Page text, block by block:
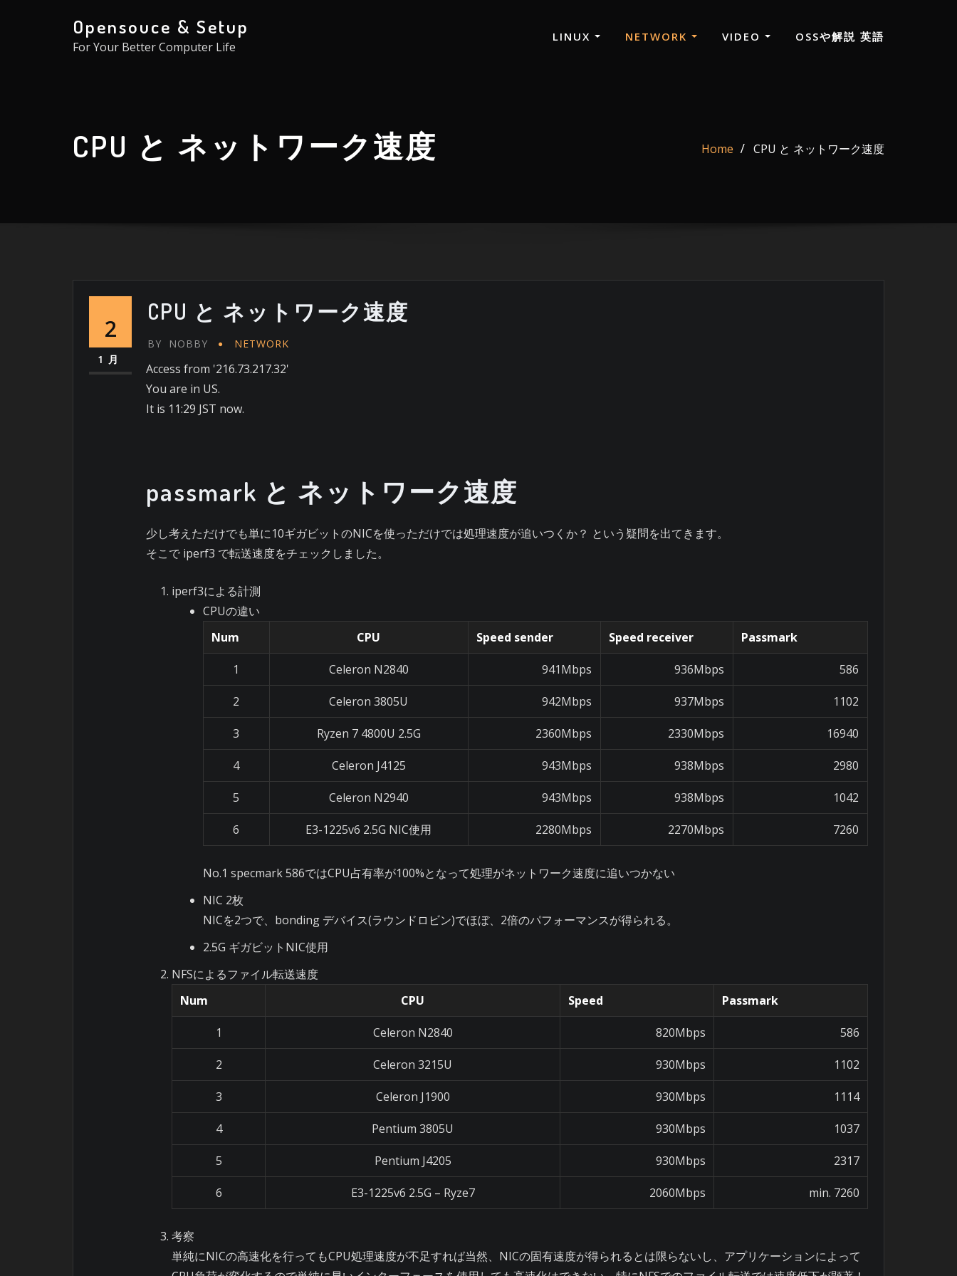
Opensouce & Setup
For Your Better Computer Life
LINUX NETWORK VIDEO OSSや解説 英語
CPU と ネットワーク速度 Home CPU と ネットワーク速度
2
1月
CPU と ネットワーク速度
BY NOBBY NETWORK
Access from '216.73.217.32'
You are in US.
It is 11:29 JST now.
passmark と ネットワーク速度
少し考えただけでも単に10ギガビットのNICを使っただけでは処理速度が追いつくか？ という疑問を出てきます。
そこで iperf3 で転送速度をチェックしました。
iperf3による計測
CPUの違い
Num
CPU Speed sender Speed receiver Passmark
1 Celeron N2840 941Mbps 936Mbps 586
2 Celeron 3805U 942Mbps 937Mbps 1102
3 Ryzen 7 4800U 2.5G 2360Mbps 2330Mbps 16940
4 Celeron J4125 943Mbps 938Mbps 2980
5 Celeron N2940 943Mbps 938Mbps 1042
6 E3-1225v6 2.5G NIC使用 2280Mbps 2270Mbps 7260
No.1 specmark 586ではCPU占有率が100%となって処理がネットワーク速度に追いつかない
NIC 2枚
NICを2つで、bonding デバイス(ラウンドロビン)でほぼ、2倍のパフォーマンスが得られる。
2.5G ギガビットNIC使用
NFSによるファイル転送速度
Num
CPU Speed Passmark
1 Celeron N2840 820Mbps 586
2 Celeron 3215U 930Mbps 1102
3 Celeron J1900 930Mbps 1114
4 Pentium 3805U 930Mbps 1037
5 Pentium J4205 930Mbps 2317
6 E3-1225v6 2.5G – Ryze7 2060Mbps min. 7260
考察
単純にNICの高速化を行ってもCPU処理速度が不足すれば当然、NICの固有速度が得られるとは限らないし、アプリケーションによって